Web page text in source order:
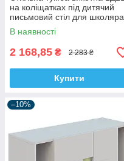
на коліщатках під дитячий
письмовий стіл для школяра
підлітка Айго Сокме
В наявності
2 168,85 ₴ 2 283 ₴
Купити
–10%